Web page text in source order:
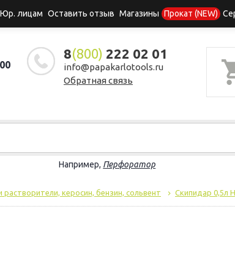
Юр. лицам Оставить отзыв Магазины Прокат (NEW)
8(800) 222 02 01
info@papakarlotools.ru
Обратная связь
Например, Перфоратор
растворители, керосин, бензин, сольвент Скипидар 0,5л